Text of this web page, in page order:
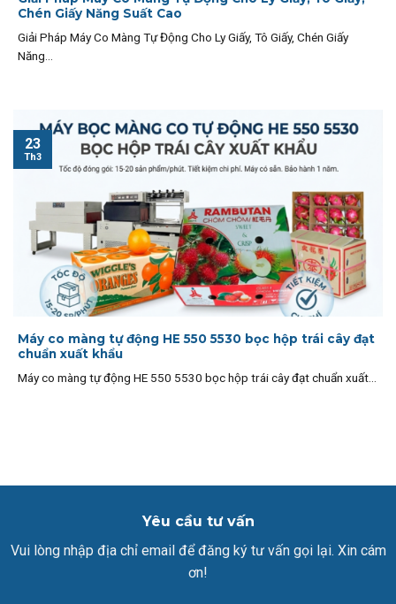
Chén Giấy Năng Suất Cao
Giải Pháp Máy Co Màng Tự Động Cho Ly Giấy, Tô Giấy, Chén Giấy
Năng...
Máy co màng tự động HE 550 5530 bọc hộp trái cây đạt
chuẩn xuất khẩu
Máy co màng tự động HE 550 5530 bọc hộp trái cây đạt chuẩn xuất...
23
Th3
Yêu cầu tư vấn
Vui lòng nhập địa chỉ email để đăng ký tư vấn gọi lại. Xin cám
ơn!